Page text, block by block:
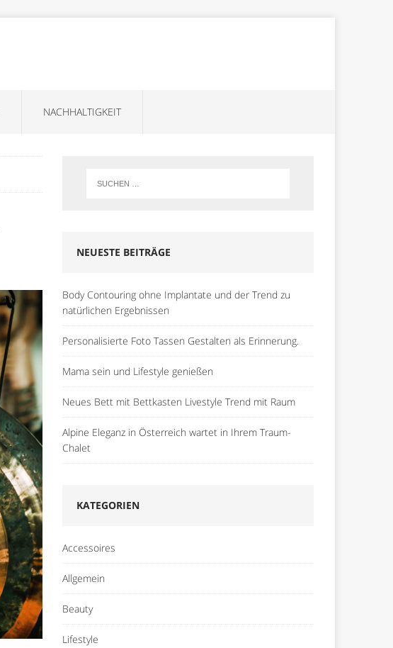
NACHHALTIGKEIT
NEUESTE BEITRÄGE
Body Contouring ohne Implantate und der Trend zu
natürlichen Ergebnissen
Personalisierte Foto Tassen Gestalten als Erinnerung.
Mama sein und Lifestyle genießen
Neues Bett mit Bettkasten Livestyle Trend mit Raum
Alpine Eleganz in Österreich wartet in Ihrem Traum-
Chalet
KATEGORIEN
Accessoires
Allgemein
Beauty
Lifestyle